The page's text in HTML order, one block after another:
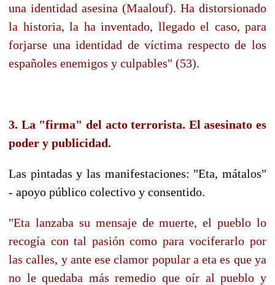
una identidad asesina (Maalouf). Ha distorsionado
la historia, la ha inventado, llegado el caso, para
forjarse una identidad de víctima respecto de los
españoles enemigos y culpables" (53).
3. La "firma" del acto terrorista. El asesinato es
poder y publicidad.
Las pintadas y las manifestaciones: "Eta, mátalos"
- apoyo público colectivo y consentido.
"Eta lanzaba su mensaje de muerte, el pueblo lo
recogía con tal pasión como para vociferarlo por
las calles, y ante ese clamor popular a eta es que ya
no le quedaba más remedio que oír al pueblo y